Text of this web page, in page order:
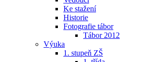
Ke stažení
Historie
Fotografie tábor
Tábor 2012
Výuka
1. stupeň ZŠ